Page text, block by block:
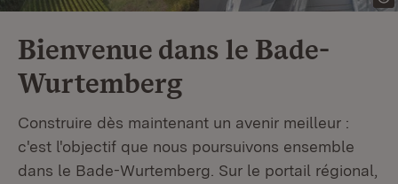
Bienvenue dans le Bade-
Wurtemberg
Construire dès maintenant un avenir meilleur :
c'est l'objectif que nous poursuivons ensemble
dans le Bade-Wurtemberg. Sur le portail régional,